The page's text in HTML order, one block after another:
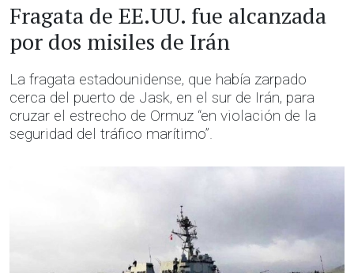
Fragata de EE.UU. fue alcanzada
por dos misiles de Irán
La fragata estadounidense, que había zarpado
cerca del puerto de Jask, en el sur de Irán, para
cruzar el estrecho de Ormuz “en violación de la
seguridad del tráfico marítimo”.